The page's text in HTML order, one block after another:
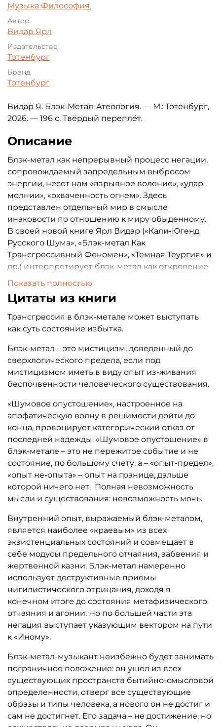
Музыка Философия
Автор
Видар Ярл
Издательство
Тотенбург
Бренд
Тотенбург
Видар Я. Блэк-Метал-Атеология. — М.: Тотенбург,
2026. — 196 с. Твёрдый переплёт.
Описание
Блэк-метал как непрерывный процесс негации,
сопровождаемый запредельным выбросом
энергии, несет нам «взрывное воление», «удар
молнии», «охваченность огнем». Здесь
представлен отдельный мир в смысле
инаковости по отношению к миру обыденному.
В своей новой книге Ярл Видар («Кали-Югенд
Русского Шума», «Блэк-метал Как
Трансгрессивный Феномен», «Темная Теургия» и
др.) интерпретирует блэк-метал как откровение
пустоты, которая является лишь средством пасть
трансгрессивном феномене блэк-метала цель —
это незнание, а знание — средство. Абсолютное
знание в абсолютном незнании есть переход к
оказывается способом приближения к
абсолютной инаковости смерти, борьбой за
«право на смерть». Само обращение к «Иному»
здесь не является произвольным выбором, а
катастрофой фаустовской цивилизации —
смертью Бога.
Показать полностью
Цитаты из книги
Трансгрессия в блэк-метале может выступать
как суть состояние избытка.
Блэк-метал – это мистицизм, доведенный до
сверхлогического предела, если под
мистицизмом иметь в виду опыт из-живания
беспочвенности человеческого существования.
«Шумовое опустошение», настроенное на
апофатическую волну в решимости дойти до
конца, провоцирует категорический отказ от
последней надежды. «Шумовое опустошение» в
блэк-метале – это не пережитое событие и не
состояние, по большому счету, а – «опыт-предел»,
«опыт не-опыта» – опыт на границе, дальше
которой ничего нет. Полная невозможность
мысли и существования: невозможность мочь.
Внутренний опыт, выражаемый блэк-металом,
является наиболее «краевым» из всех
экзистенциальных состояний и совмещает в
себе модусы предельного отчаяния, забвения и
жертвенной казни. Блэк-метал намеренно
использует деструктивные приемы
нигилистического отрицания, доходя в
конечном итоге до состояния метафизического
отчаяния и агонии. Но по большей части эта
негация выступает указующим вектором на пути
к «Иному».
Блэк-метал-музыкант неизбежно будет занимать
пограничное положение: он ушел из всех
существующих пространств бытийно-смысловой
определенности, отверг все существующие
образы и типы человека, а нового он не достиг и
сам не достигнет. Его задача – не достижение, но